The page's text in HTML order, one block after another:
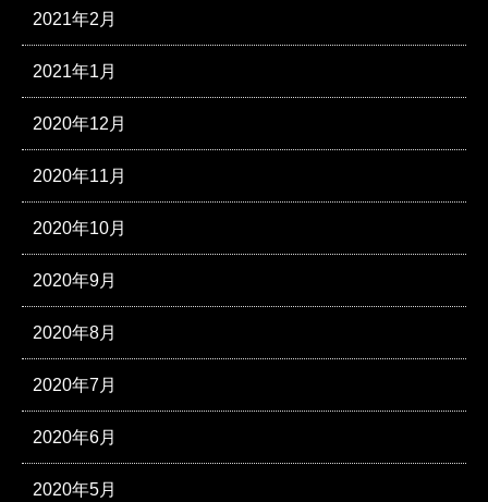
2021年2月
2021年1月
2020年12月
2020年11月
2020年10月
2020年9月
2020年8月
2020年7月
2020年6月
2020年5月